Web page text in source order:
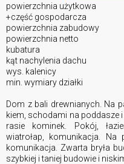
powierzchnia użytkowa
+część gospodarcza
powierzchnia zabudowy
powierzchnia netto
kubatura
kąt nachylenia dachu
wys. kalenicy
min. wymiary działki
Dom z bali drewnianych. Na
kiem, scho­da­mi na pod­da­sze
ra­sie ko­mi­nek. Pokój,
wiatrołap, komunikacja. Na
komunikacja. Zwar­ta bryła
szyb­kiej i ta­niej bu­do­wie i